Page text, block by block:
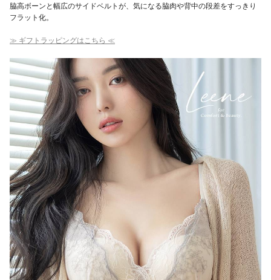
脇高ボーンと幅広のサイドベルトが、気になる脇肉や背中の段差をすっきり
フラット化。
≫ ギフトラッピングはこちら ≪